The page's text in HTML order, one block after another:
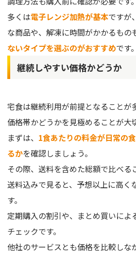
多くは電子レンジ加熱が基本ですが
な商品や、解凍に時間がかかるもの
ないタイプを選ぶのがおすすめです。
継続しやすい価格かどうか
宅食は継続利用が前提となることが
価格帯かどうかを見極めることが大
まずは、 1食あたりの料金が日常の
るかを確認しましょう。
その際、送料を含めた総額で比べる
送料込みで見ると、予想以上に高く
す。
定期購入の割引や、まとめ買いによ
チェックです。
他社のサービスとも価格を比較しな